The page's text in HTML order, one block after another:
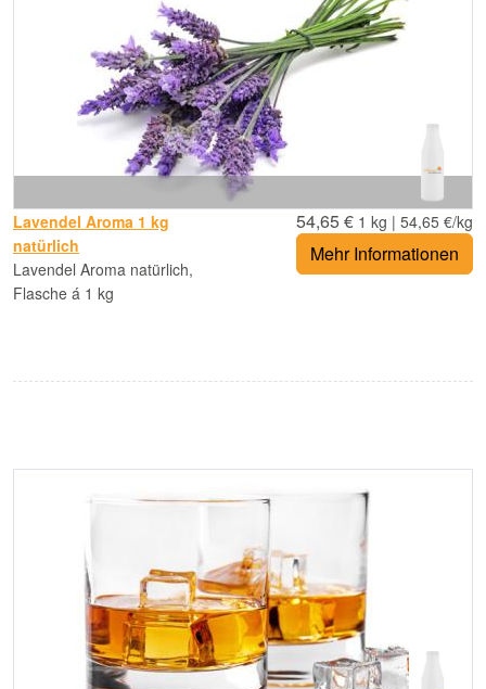
Lavendel Aroma 1 kg
natürlich
Lavendel Aroma natürlich,
Flasche á 1 kg
54,65 € 1 kg | 54,65 €/kg
Mehr Informationen